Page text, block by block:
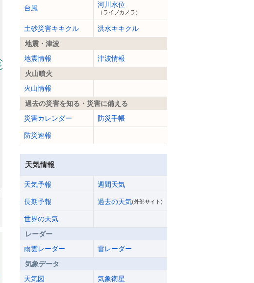
台風 河川水位
（ライブカメラ）
土砂災害キキクル
洪水キキクル
地震・津波
地震情報
津波情報
火山噴火
火山情報
過去の災害を知る・災害に備える
災害カレンダー
防災手帳
防災速報
天気情報
天気予報 週間天気
長期予報 過去の天気(外部サイト)
世界の天気
レーダー
雨雲レーダー
雷レーダー
気象データ
天気図
気象衛星